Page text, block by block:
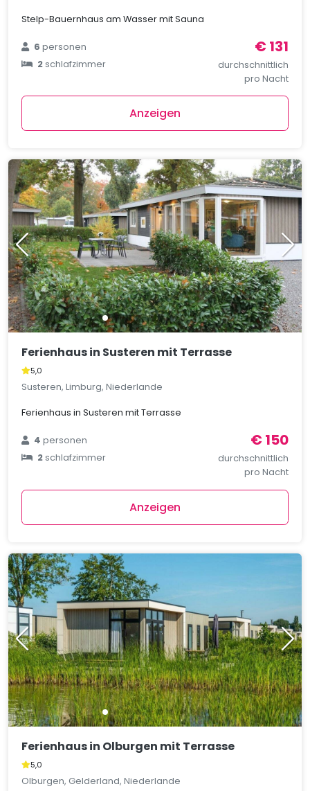
Stelp-Bauernhaus am Wasser mit Sauna
6personen
2schlafzimmer
€ 131
durchschnittlich
pro Nacht
Anzeigen
Ferienhaus in Susteren mit Terrasse
5,0
Susteren, Limburg, Niederlande
Ferienhaus in Susteren mit Terrasse
4personen
2schlafzimmer
€ 150
durchschnittlich
pro Nacht
Anzeigen
Ferienhaus in Olburgen mit Terrasse
5,0
Olburgen, Gelderland, Niederlande